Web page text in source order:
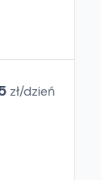
zł/dzień